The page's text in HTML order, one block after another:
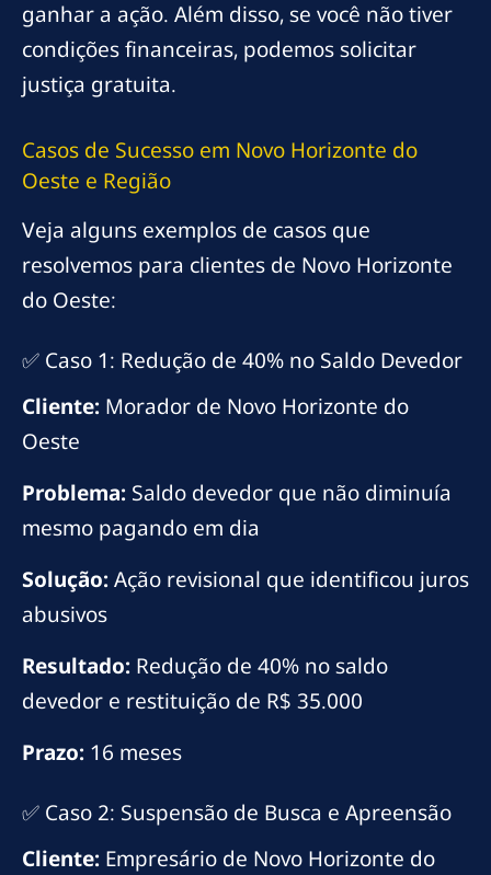
ganhar a ação. Além disso, se você não tiver
condições financeiras, podemos solicitar
justiça gratuita.
Casos de Sucesso em Novo Horizonte do
Oeste e Região
Veja alguns exemplos de casos que
resolvemos para clientes de Novo Horizonte
do Oeste:
✅ Caso 1: Redução de 40% no Saldo Devedor
Cliente: Morador de Novo Horizonte do
Oeste
Problema: Saldo devedor que não diminuía
mesmo pagando em dia
Solução:Ação revisional que identificou juros
abusivos
Resultado: Redução de 40% no saldo
devedor e restituição de R$ 35.000
Prazo: 16 meses
✅ Caso 2: Suspensão de Busca e Apreensão
Cliente: Empresário de Novo Horizonte do